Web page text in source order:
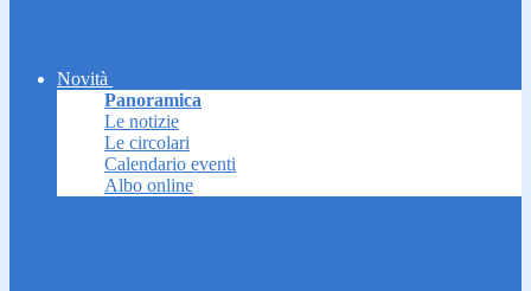
Novità
Panoramica
Le notizie
Le circolari
Calendario eventi
Albo online